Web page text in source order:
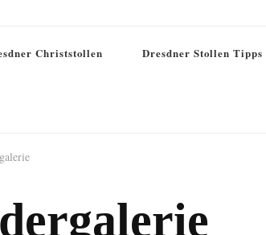
Christstollen Dresdner Stollen Tipps